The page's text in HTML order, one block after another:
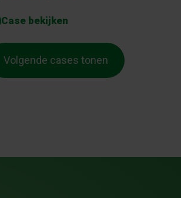
Case bekijken
Volgende cases tonen